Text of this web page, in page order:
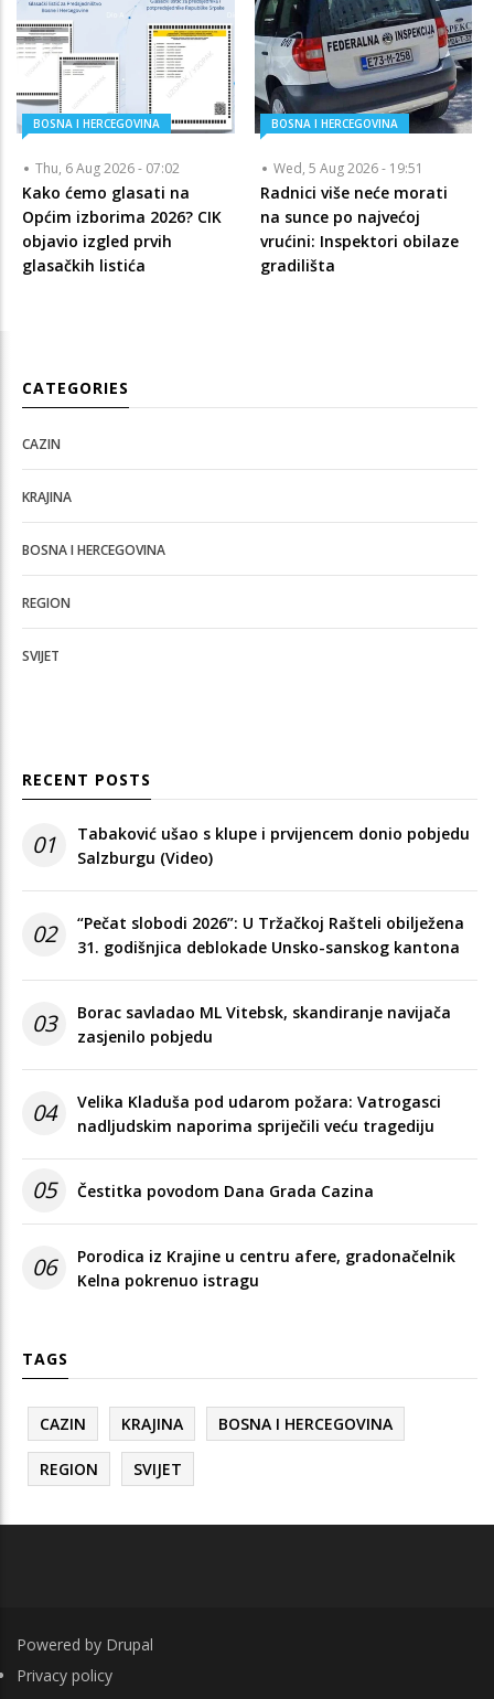
BOSNA I HERCEGOVINA
Thu, 6 Aug 2026 - 07:02
Kako ćemo glasati na
Općim izborima 2026? CIK
objavio izgled prvih
glasačkih listića
BOSNA I HERCEGOVINA
Wed, 5 Aug 2026 - 19:51
Radnici više neće morati
na sunce po najvećoj
vrućini: Inspektori obilaze
gradilišta
CATEGORIES
CAZIN
KRAJINA
BOSNA I HERCEGOVINA
REGION
SVIJET
RECENT POSTS
01
Tabaković ušao s klupe i prvijencem donio pobjedu
Salzburgu (Video)
02
“Pečat slobodi 2026”: U Tržačkoj Rašteli obilježena
31. godišnjica deblokade Unsko-sanskog kantona
03
Borac savladao ML Vitebsk, skandiranje navijača
zasjenilo pobjedu
04
Velika Kladuša pod udarom požara: Vatrogasci
nadljudskim naporima spriječili veću tragediju
05 Čestitka povodom Dana Grada Cazina
06
Porodica iz Krajine u centru afere, gradonačelnik
Kelna pokrenuo istragu
TAGS
CAZIN KRAJINA BOSNA I HERCEGOVINA
REGION SVIJET
Powered by Drupal
FOOTER
Privacy policy